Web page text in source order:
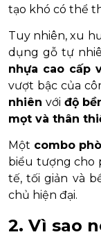
tạo khó có thể
Tuy nhiên, xu
dụng gỗ tự
nhựa cao cấp
vượt bậc của
nhiên với độ
mọt và thân
Một combo
biểu tượng cho
tế, tối giản và
chủ hiện đại.
2. Vì sao